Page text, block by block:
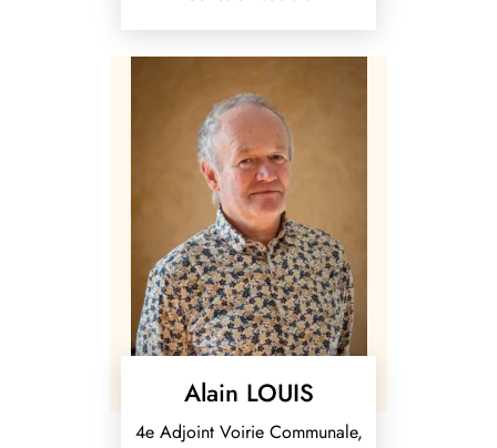
Alain LOUIS
4e Adjoint Voirie Communale,